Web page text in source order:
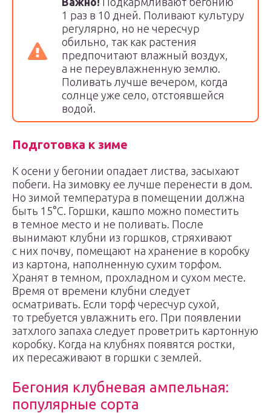
1 раз в 10 дней. Поливают культуру
регулярно, но не чересчур
обильно, так как растения
предпочитают влажный воздух,
а не переувлажненную землю.
Поливать лучше вечером, когда
солнце уже село, отстоявшейся
водой.
Подготовка к зиме
К осени у бегонии опадает листва, засыхают
побеги. На зимовку ее лучше перенести в дом.
Но зимой температура в помещении должна
быть 15°С. Горшки, кашпо можно поместить
в темное место и не поливать. После
вынимают клубни из горшков, стряхивают
с них почву, помещают на хранение в коробку
из картона, наполненную сухим торфом.
Хранят в темном, прохладном и сухом месте.
Время от времени клубни следует
осматривать. Если торф чересчур сухой,
то требуется увлажнить его. При появлении
затхлого запаха следует проветрить картонную
коробку. Когда на клубнях появятся ростки,
их пересаживают в горшки с землей.
Бегония клубневая ампельная:
популярные сорта